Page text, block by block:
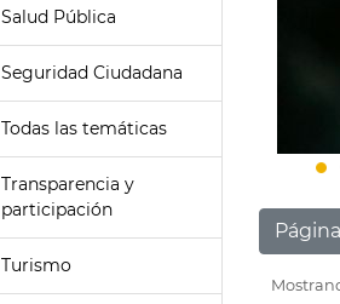
Salud Pública
Seguridad Ciudadana
Todas las temáticas
Transparencia y
participación
Turismo